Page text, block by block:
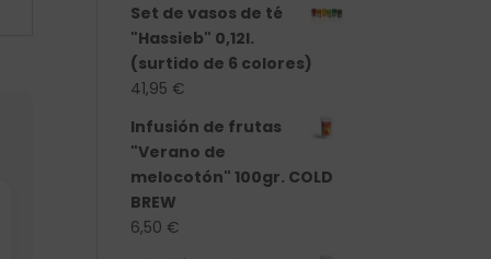
Set de vasos de té
"Hassieb" 0,12l.
(surtido de 6 colores)
41,95 €
Infusión de frutas
"Verano de
melocotón" 100gr. COLD
BREW
6,50 €